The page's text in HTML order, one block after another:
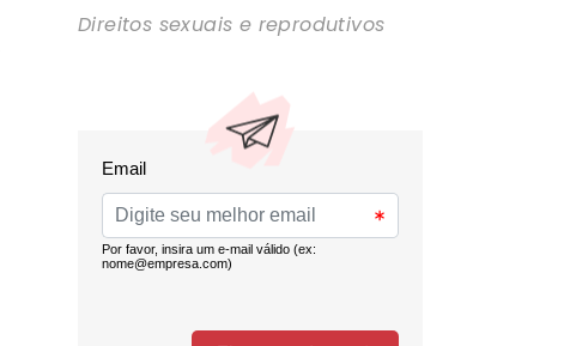
Direitos sexuais e reprodutivos